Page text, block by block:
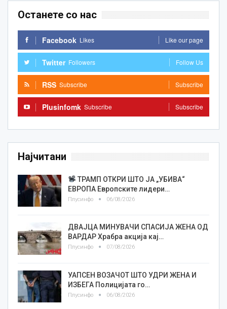
Останете со нас
Facebook Likes Like our page
Twitter Followers Follow Us
RSS Subscribe Subscribe
Plusinfomk Subscribe Subscribe
Најчитани
ТРАМП ОТКРИ ШТО ЈА „УБИВА“
ЕВРОПА Европските лидери…
Плусинфо 06/08/2026
ДВАЈЦА МИНУВАЧИ СПАСИЈА ЖЕНА ОД
ВАРДАР Храбра акција кај…
Плусинфо 07/08/2026
УАПСЕН ВОЗАЧОТ ШТО УДРИ ЖЕНА И
ИЗБЕГА Полицијата го…
Плусинфо 06/08/2026